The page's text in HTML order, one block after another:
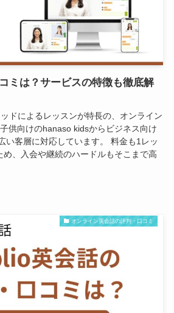
ミは？サービスの特徴も徹底解
ドによるレッスンが特長の、オンライン
供向けのhanaso kidsからビジネス向け
い客層に対応しています。 料金も1レッ
め、入会や継続のハードルもそこまで高
オンライン英会話の評判・口コミ